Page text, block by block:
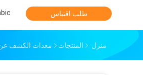
طلب اقتباس
منزل المنتجات معدات الكشف